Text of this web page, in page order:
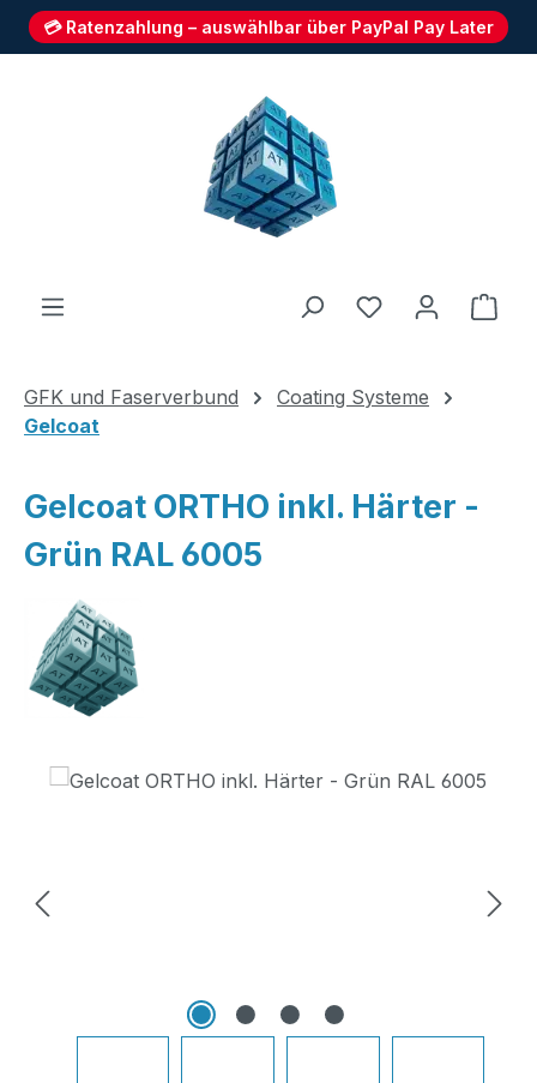
💳 Ratenzahlung – auswählbar über PayPal Pay Later
Du hast 0
GFK und Faserverbund
Coating Systeme
Gelcoat
Gelcoat ORTHO inkl. Härter -
Grün RAL 6005